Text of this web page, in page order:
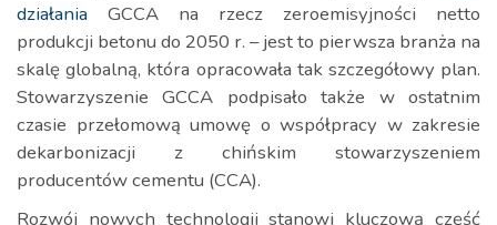
działania GCCA na rzecz zeroemisyjności netto
produkcji betonu do 2050 r. – jest to pierwsza branża na
skalę globalną, która opracowała tak szczegółowy plan.
Stowarzyszenie GCCA podpisało także w ostatnim
czasie przełomową umowę o współpracy w zakresie
dekarbonizacji z chińskim stowarzyszeniem
producentów cementu (CCA).
Rozwój nowych technologii stanowi kluczową część